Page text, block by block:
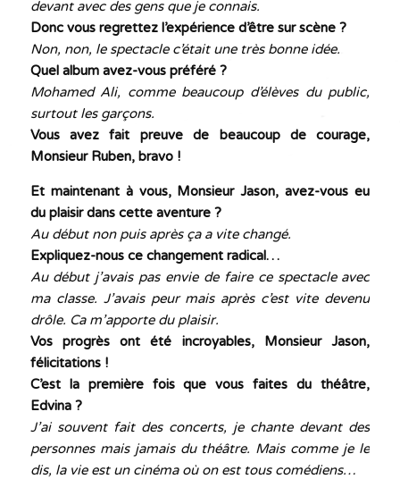
devant avec des gens que je connais.
Donc vous regrettez l’expérience d’être sur scène ?
Non, non, le spectacle c’était une très bonne idée.
Quel album avez-vous préféré ?
Mohamed Ali, comme beaucoup d’élèves du public,
surtout les garçons.
Vous avez fait preuve de beaucoup de courage,
Monsieur Ruben, bravo !
Et maintenant à vous, Monsieur Jason, avez-vous eu
du plaisir dans cette aventure ?
Au début non puis après ça a vite changé.
Expliquez-nous ce changement radical…
Au début j’avais pas envie de faire ce spectacle avec
ma classe. J’avais peur mais après c’est vite devenu
drôle. Ca m’apporte du plaisir.
Vos progrès ont été incroyables, Monsieur Jason,
félicitations !
C’est la première fois que vous faites du théâtre,
Edvina ?
J’ai souvent fait des concerts, je chante devant des
personnes mais jamais du théâtre. Mais comme je le
dis, la vie est un cinéma où on est tous comédiens…